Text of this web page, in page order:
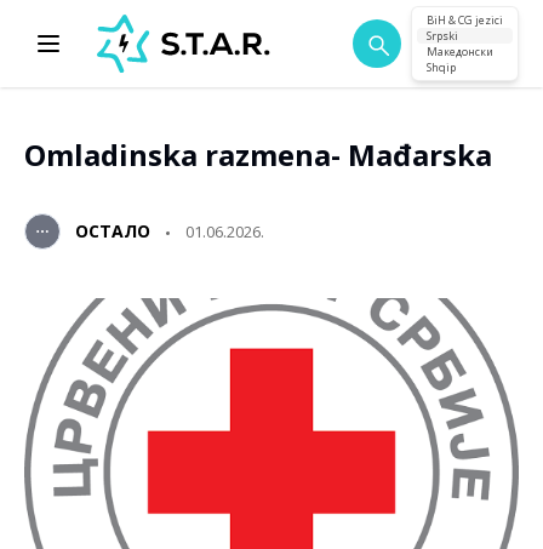
BiH & CG jezici
Srpski
Македонски
Shqip
Omladinska razmena- Mađarska
ОСТАЛО 01.06.2026.